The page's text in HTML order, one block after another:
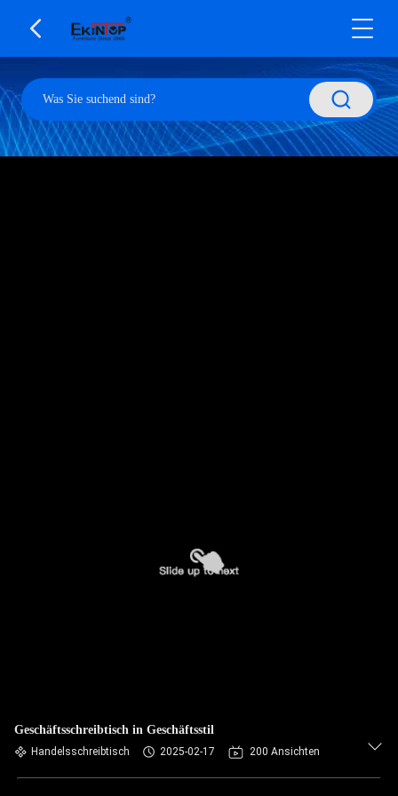
Geschäftsschreibtisch in Geschäftsstil
Handelsschreibtisch 2025-02-17 200 Ansichten